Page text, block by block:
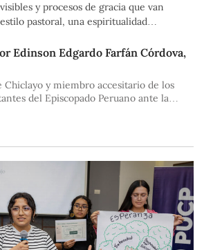
y procesos de gracia que van
pastoral, una espiritualidad
eclesial madura, marcada
la eclesiología de comunión. En este
la figura de fray Robert Francis
quien, tras haber servido como
Edinson Edgardo Farfán Córdova,
Chiclayo y miembro accesitario de los
del Episcopado Peruano ante la